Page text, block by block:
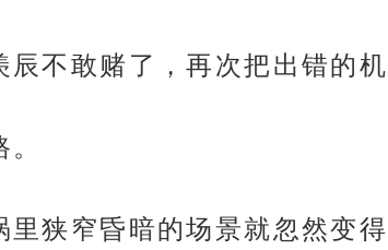
不敢赌了，再次把出错的机
里狭窄昏暗的场景就忽然变